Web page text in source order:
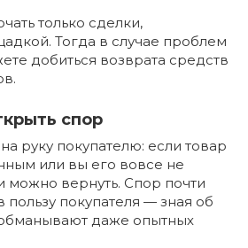
только сделки,
Тогда в случае проблем
добиться возврата средств
спор
руку покупателю: если товар
или вы его вовсе не
можно вернуть. Спор почти
пользу покупателя — зная об
даже опытных